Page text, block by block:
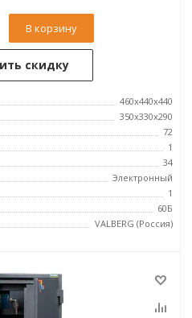
В корзину
скидку
460x440x440
350х330х290
72
1
34
Электронный
1
60Б
VALBERG (Россия)